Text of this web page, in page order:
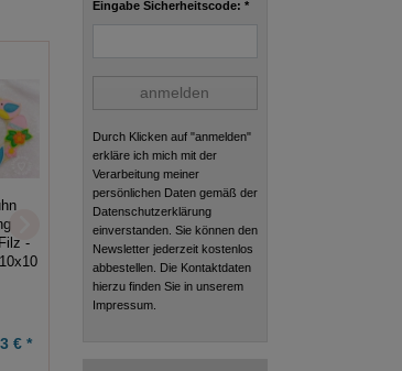
-
€ *
ITH Kranz
16x16
ITH Quilttasche
inkl.
Schnittmuster
Eingabe Sicherheitscode: *
anmelden
Durch Klicken auf "anmelden"
erkläre ich mich mit der
Verarbeitung meiner
persönlichen Daten gemäß der
Datenschutzerklärung
einverstanden. Sie können den
Newsletter jederzeit kostenlos
abbestellen. Die Kontaktdaten
hierzu finden Sie in unserem
Impressum.